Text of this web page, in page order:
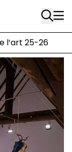
l’art 25-26